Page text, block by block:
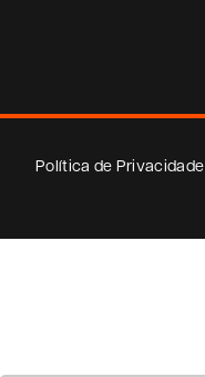
Política de Privacidade